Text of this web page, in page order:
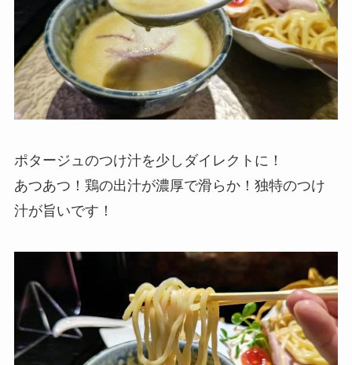
ポタージュのつけ汁を少しダイレクトに！
あつあつ！鶏の出汁が濃厚で滑らか！独特のつけ
汁が旨いです！